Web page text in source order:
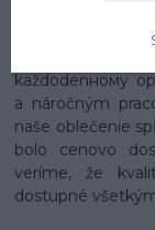
overaly a
každodenному
a náročným
naše oblečenie
bolo cenovo
veríme, že
dostupné